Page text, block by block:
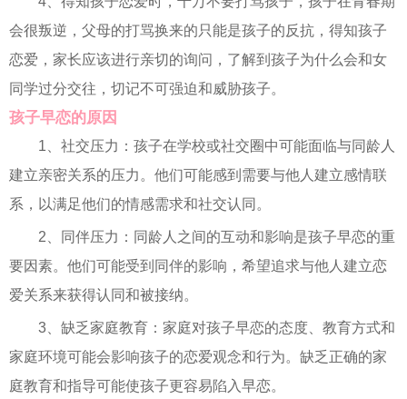
会很叛逆，父母的打骂换来的只能是孩子的反抗，得知孩子
恋爱，家长应该进行亲切的询问，了解到孩子为什么会和女
同学过分交往，切记不可强迫和威胁孩子。
孩子早恋的原因
1、社交压力：孩子在学校或社交圈中可能面临与同龄人
建立亲密关系的压力。他们可能感到需要与他人建立感情联
系，以满足他们的情感需求和社交认同。
2、同伴压力：同龄人之间的互动和影响是孩子早恋的重
要因素。他们可能受到同伴的影响，希望追求与他人建立恋
爱关系来获得认同和被接纳。
3、缺乏家庭教育：家庭对孩子早恋的态度、教育方式和
家庭环境可能会影响孩子的恋爱观念和行为。缺乏正确的家
庭教育和指导可能使孩子更容易陷入早恋。